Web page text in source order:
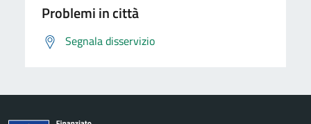
Problemi in città
Segnala disservizio